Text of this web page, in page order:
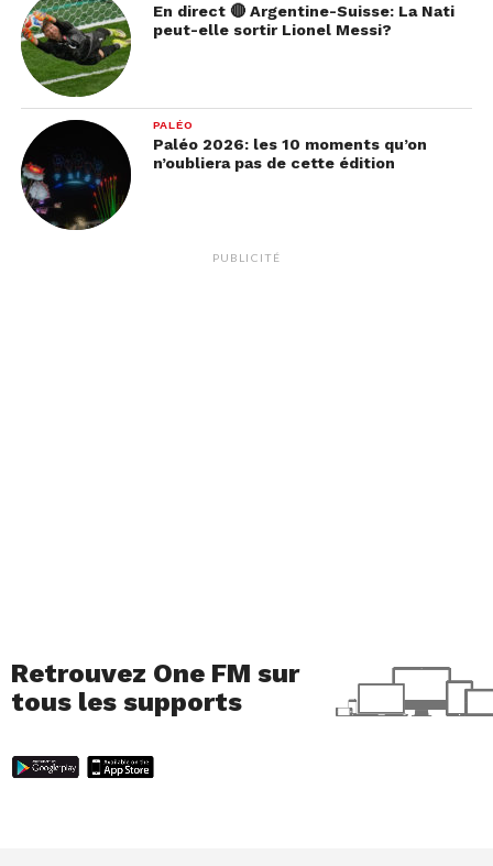
AlinedeValérie Lemercier
avec 10 nominations. Cette œuvre, qui puise son
En direct 🔴 Argentine-Suisse: La Nati
peut-elle sortir Lionel Messi?
PALÉO
Paléo 2026: les 10 moments qu’on
n’oubliera pas de cette édition
PUBLICITÉ
Retrouvez One FM sur
tous les supports